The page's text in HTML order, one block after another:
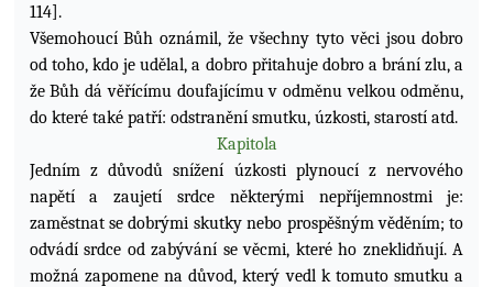
114].
Všemohoucí Bůh oznámil, že všechny tyto věci jsou dobro
od toho, kdo je udělal, a dobro přitahuje dobro a brání zlu, a
že Bůh dá věřícímu doufajícímu v odměnu velkou odměnu,
do které také patří: odstranění smutku, úzkosti, starostí atd.
Kapitola
Jedním z důvodů snížení úzkosti plynoucí z nervového
napětí a zaujetí srdce některými nepříjemnostmi je:
zaměstnat se dobrými skutky nebo prospěšným věděním; to
odvádí srdce od zabývání se věcmi, které ho zneklidňují. A
možná zapomene na důvod, který vedl k tomuto smutku a